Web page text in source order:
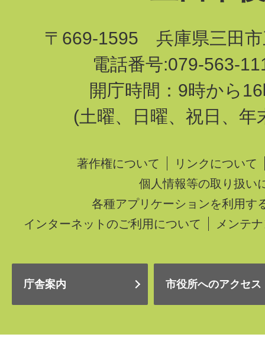
〒669-1595 兵庫県三田市
電話番号:079-563-
開庁時間：9時から
(土曜、日曜、祝日、年
著作権について
リンクについて
個人情報等の取り扱い
各種アプリケーションを利用す
インターネットのご利用について
メンテ
庁舎案内 市役所へのアクセス